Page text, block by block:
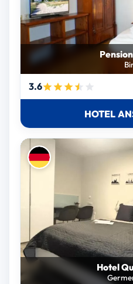
3.6
HOTEL
Hotel